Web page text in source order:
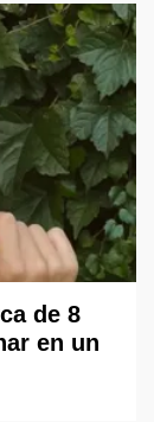
de 8
en un